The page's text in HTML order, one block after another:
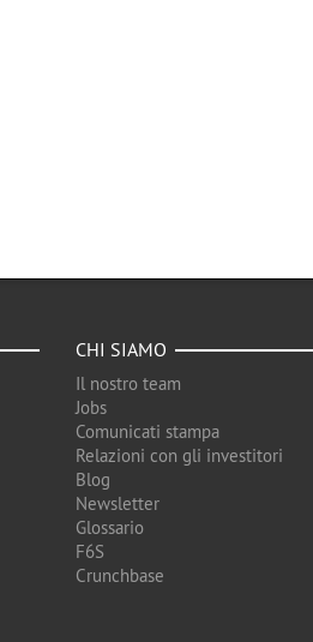
CHI SIAMO
Il nostro team
Jobs
Comunicati stampa
Relazioni con gli investitori
Blog
Newsletter
Glossario
F6S
Crunchbase